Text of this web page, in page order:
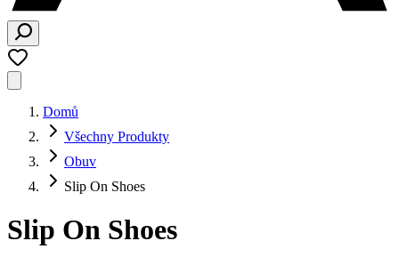
Domů
Všechny Produkty
Obuv
Slip On Shoes
Slip On Shoes